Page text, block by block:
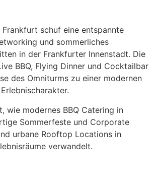
Frankfurt schuf eine entspannte
und sommerliches
in der Frankfurter Innenstadt. Die
BBQ, Flying Dinner und Cocktailbar
des Omniturms zu einer modernen
wie modernes BBQ Catering in
Sommerfeste und Corporate
urbane Rooftop Locations in
verwandelt.